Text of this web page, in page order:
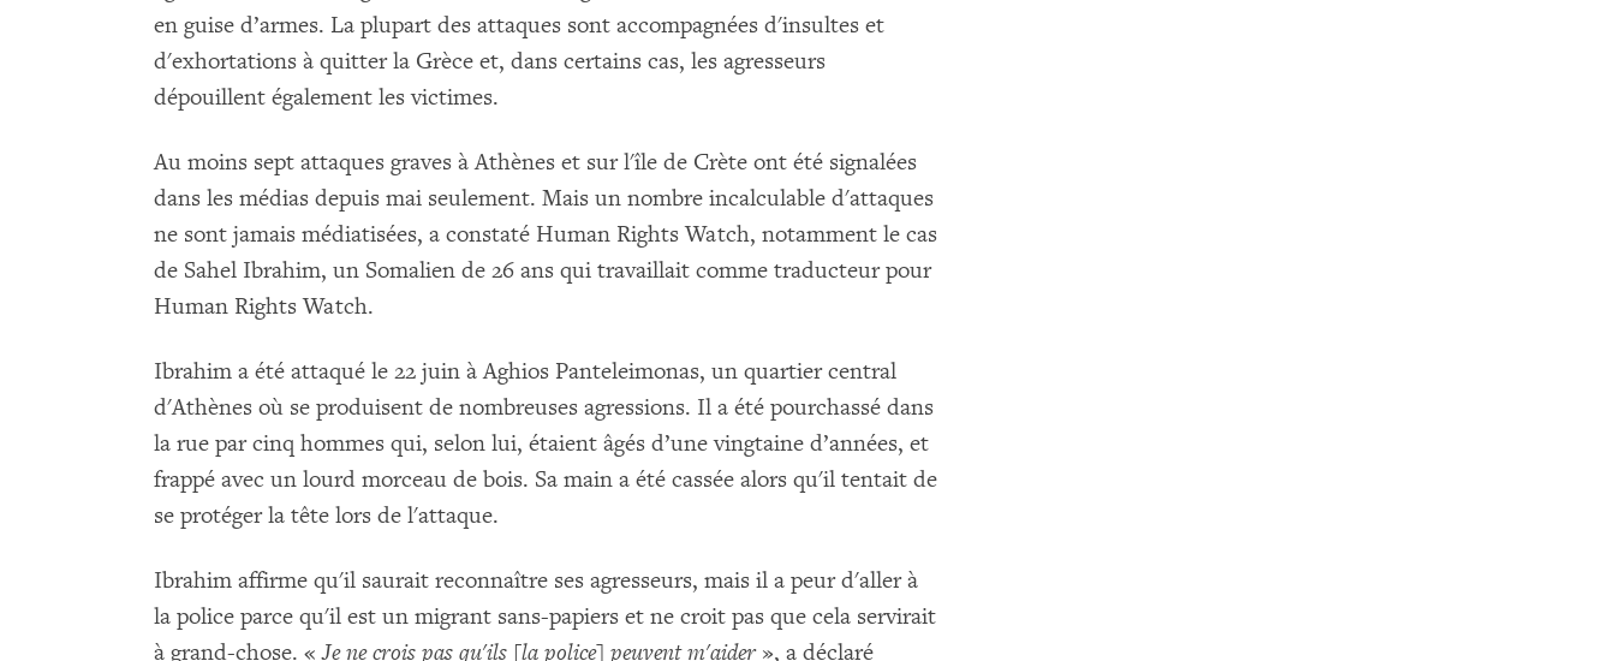
en guise d’armes. La plupart des attaques sont accompagnées d'insultes et
d'exhortations à quitter la Grèce et, dans certains cas, les agresseurs
dépouillent également les victimes.
Au moins sept attaques graves à Athènes et sur l'île de Crète ont été signalées
dans les médias depuis mai seulement. Mais un nombre incalculable d'attaques
ne sont jamais médiatisées, a constaté Human Rights Watch, notamment le cas
de Sahel Ibrahim, un Somalien de 26 ans qui travaillait comme traducteur pour
Human Rights Watch.
Ibrahim a été attaqué le 22 juin à Aghios Panteleimonas, un quartier central
d'Athènes où se produisent de nombreuses agressions. Il a été pourchassé dans
la rue par cinq hommes qui, selon lui, étaient âgés d’une vingtaine d’années, et
frappé avec un lourd morceau de bois. Sa main a été cassée alors qu'il tentait de
se protéger la tête lors de l'attaque.
Ibrahim affirme qu'il saurait reconnaître ses agresseurs, mais il a peur d'aller à
la police parce qu'il est un migrant sans-papiers et ne croit pas que cela servirait
à grand-chose. «Je ne crois pas qu'ils [la police] peuvent m'aider », a déclaré